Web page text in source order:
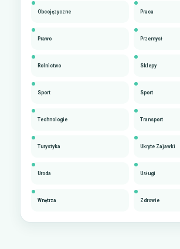
Obcojęzyczne Praca
Prawo Przemysł
Rolnictwo Sklepy
Sport Sport
Technologie Transport
Turystyka Ukryte Zajawki
Uroda Usługi
Wnętrza Zdrowie